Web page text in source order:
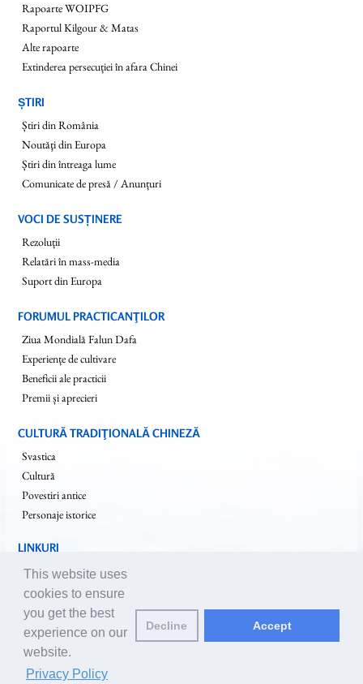
Rapoarte WOIPFG
Raportul Kilgour & Matas
Alte rapoarte
Extinderea persecuției în afara Chinei
ȘTIRI
Știri din România
Noutăţi din Europa
Știri din întreaga lume
Comunicate de presă / Anunțuri
VOCI DE SUSȚINERE
Rezoluții
Relatări în mass-media
Suport din Europa
FORUMUL PRACTICANŢILOR
Ziua Mondială Falun Dafa
Experiențe de cultivare
Beneficii ale practicii
Premii și aprecieri
CULTURĂ TRADIŢIONALĂ CHINEZĂ
Svastica
Cultură
Povestiri antice
Personaje istorice
LINKURI
ro.falundafa.org
ro.faluninfo.eu
en.minghui.org
pureinsight.org
Trimiteţi email editorilor:
This website uses
cookies to ensure
you get the best
experience on our
website.
Privacy Policy
Decline Accept